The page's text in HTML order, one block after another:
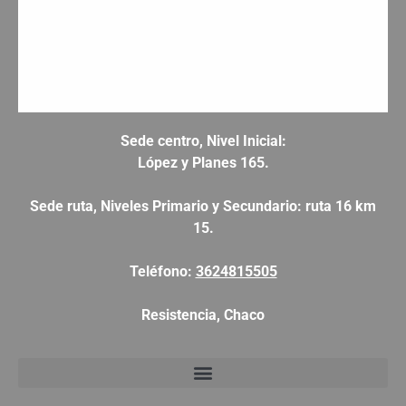
Sede centro, Nivel Inicial:
López y Planes 165.
Sede ruta, Niveles Primario y Secundario: ruta 16 km
15.
Teléfono: 3624815505
Resistencia, Chaco